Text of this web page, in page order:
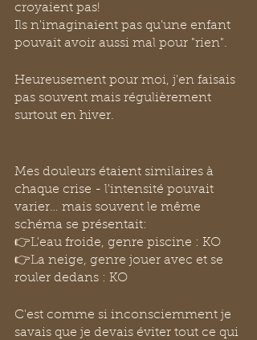
croyaient pas!
Ils n'imaginaient pas qu'une enfant
pouvait avoir aussi mal pour "rien".
Heureusement pour moi, j'en faisais
pas souvent mais régulièrement
surtout en hiver.
Mes douleurs étaient similaires à
chaque crise - l'intensité pouvait
varier… mais souvent le même
schéma se présentait:
👉L'eau froide, genre piscine : KO
👉La neige, genre jouer avec et se
rouler dedans : KO
C'est comme si inconsciemment je
savais que je devais éviter tout ce qui